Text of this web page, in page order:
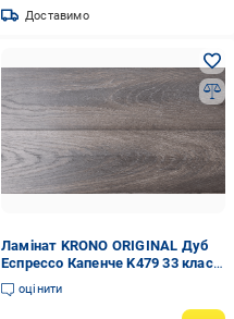
Доставимо
Ламінат KRONO ORIGINAL Дуб
Еспрессо Капенче K479 33 клас
10 мм (0000004310)
оцінити